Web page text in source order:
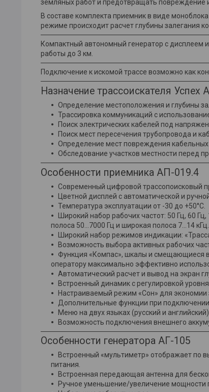
земляных работ и предотвращать повреждение
В составе комплекта приемник в виде
режиме происходит расчет глубины залегания
Компактный автономный генератор с дисплеем
работы до 3 км.
Подключение к искомой трассе возможно как
Назначение трассоискателя Успех
Определение местоположения и глубины
Трассировка коммуникаций с
Поиск электрических кабелей под
Поиск мест пересечения трубопровода и
Определение мест повреждения кабельных
Обследование участков местности перед
Особенности приемника АП-019.4
Современный цифровой трассопоисковый
Цветной дисплей с автоматической и
Температура эксплуатации от -30 до +50°С.
Широкий набор рабочих частот: 50 Гц, 60
полоса 50...7000 Гц и широкая полоса 7...14 кГц.
Широкий набор режимов индикации:
Возможность выбора активных рабочих
Функция «Компас», шкалы и смещающиеся
оператору максимально эффективно
Автоматический расчет и вывод на экран
Встроенный динамик с регулировкой уровня
Настраиваемый режим «Сон» для экономии
Дополнительные функции при
Меню на двух языках (русский и английский).
Возможность подключения внешнего
Особенности генератора АГ-105
Встроенный «мультиметр» отображает по
питания.
Встроенная передающая антенна для
Ручное уменьшение/увеличение мощности